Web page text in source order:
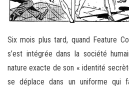
Six mois plus tard, quand Feature
s’est intégrée dans la société
nature exacte de son « identité
se déplace dans un uniforme qui